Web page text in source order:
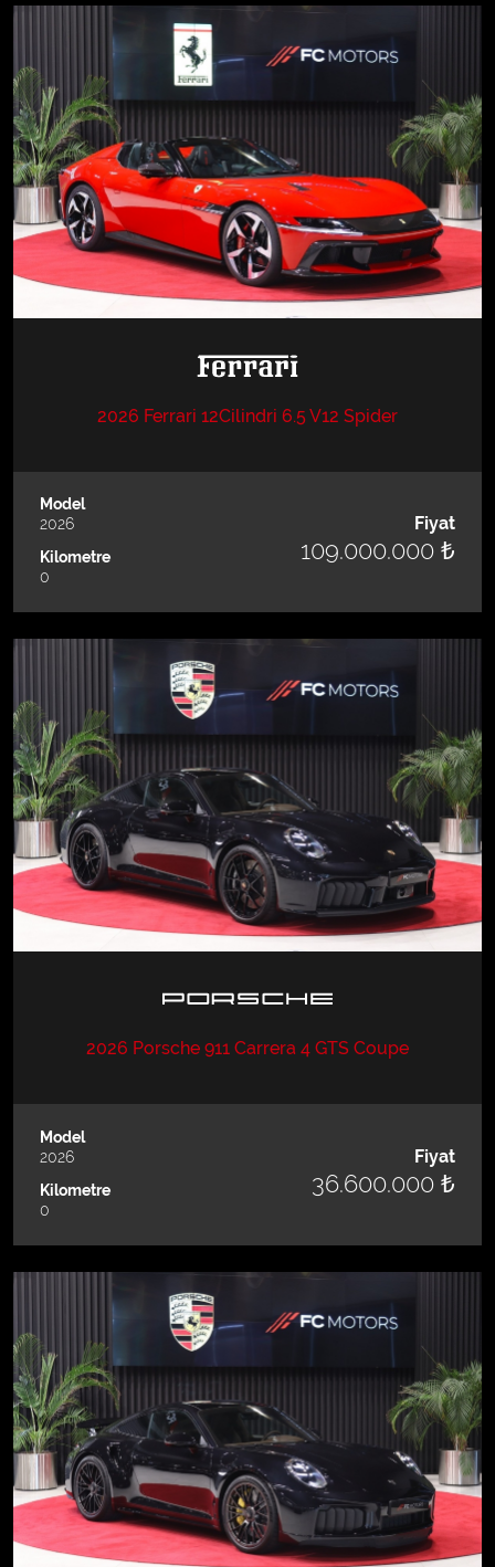
2026 Ferrari 12Cilindri 6.5 V12 Spider
Model
2026
Kilometre
0
Fiyat
109.000.000 ₺
2026 Porsche 911 Carrera 4 GTS Coupe
Model
2026
Kilometre
0
Fiyat
36.600.000 ₺